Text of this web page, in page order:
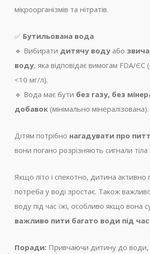
мікроорганізмів та нітратів.
✅ Бутильована вода
🔹 Вибирати дитячу воду або
воду, яка відповідає вимогам FDA/ЄС
<10 мг/л).
🔹 Вода має бути без газу, без
добавок (мінімально мінералізована).
Дітям потрібно нагадувати про
вони погано розрізняють сигнали тіла
Якщо літо і спекотно, дитина активно
потреба у воді зростає. Також
воду під час їжі, особливо якщо вона
важливо пити багато води під
Поради: Привчаючи дитину до води,